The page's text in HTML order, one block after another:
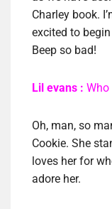
Charley book.
excited to
Beep so bad!
Lil evans : Who
Oh, man, so
Cookie. She
loves her for
adore her.